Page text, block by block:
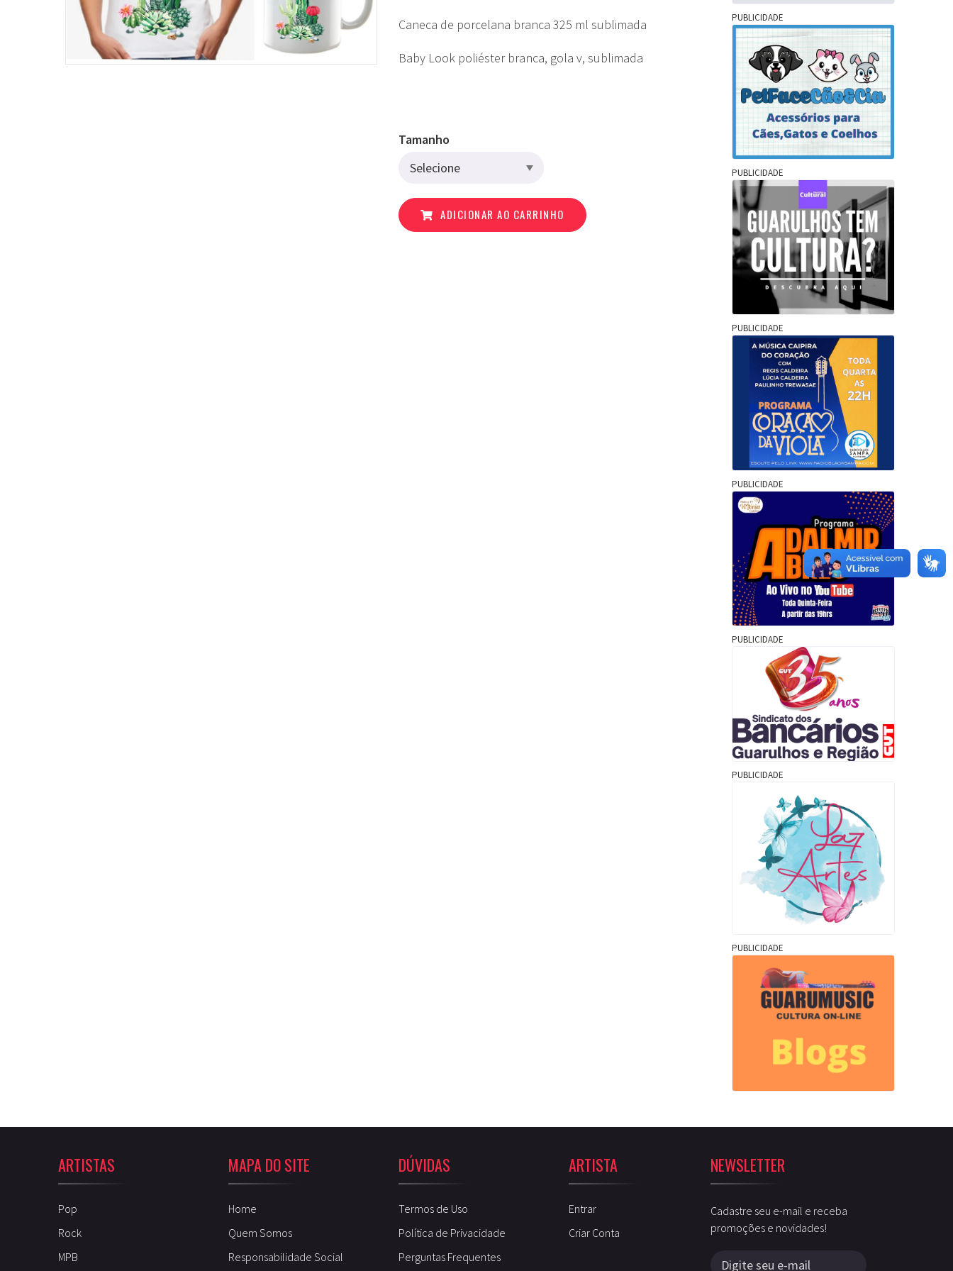
Caneca de porcelana branca 325 ml sublimada
Baby Look poliéster branca, gola v, sublimada
Tamanho
ADICIONAR AO CARRINHO
PUBLICIDADE
PUBLICIDADE
PUBLICIDADE
PUBLICIDADE
PUBLICIDADE
PUBLICIDADE
PUBLICIDADE
ARTISTAS
Pop
Rock
MPB
MAPA DO SITE
Home
Quem Somos
Responsabilidade Social
DÚVIDAS
Termos de Uso
Política de Privacidade
Perguntas Frequentes
ARTISTA
Entrar
Criar Conta
NEWSLETTER
Cadastre seu e-mail e receba
promoções e novidades!